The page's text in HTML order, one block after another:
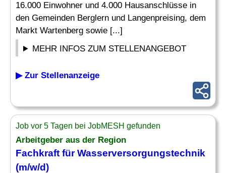
16.000 Einwohner und 4.000 Hausanschlüsse in
den Gemeinden Berglern und Langenpreising, dem
Markt Wartenberg sowie [...]
MEHR INFOS ZUM STELLENANGEBOT
▶ Zur Stellenanzeige
Job vor 5 Tagen bei JobMESH gefunden
Arbeitgeber aus der Region
Fachkraft fürWasserversorgungstechnik
(m/w/d)